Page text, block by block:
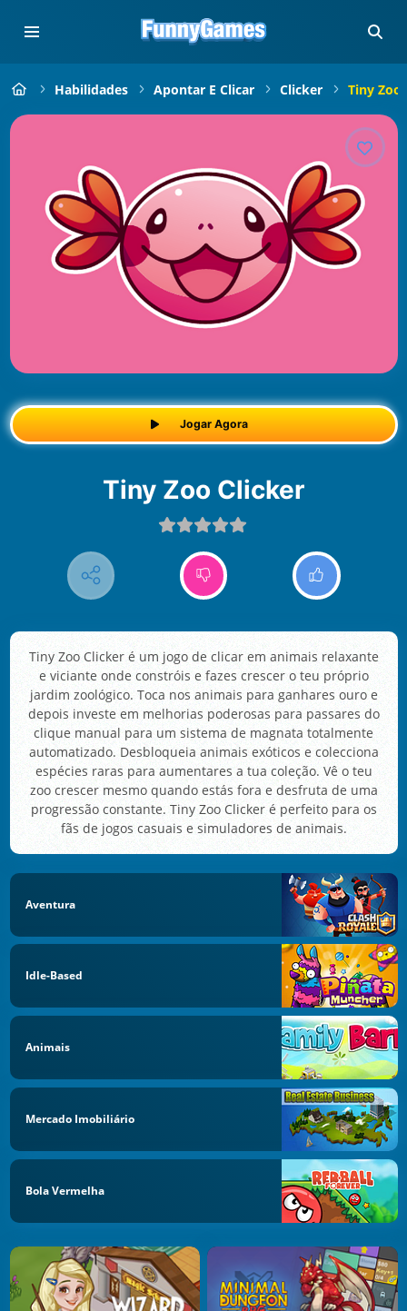
Habilidades Apontar E Clicar Clicker Tiny Zoo
Jogar Agora
Tiny Zoo Clicker
Tiny Zoo Clicker é um jogo de clicar em animais relaxante
e viciante onde constróis e fazes crescer o teu próprio
jardim zoológico. Toca nos animais para ganhares ouro e
depois investe em melhorias poderosas para passares do
clique manual para um sistema de magnata totalmente
automatizado. Desbloqueia animais exóticos e colecciona
espécies raras para aumentares a tua coleção. Vê o teu
zoo crescer mesmo quando estás fora e desfruta de uma
progressão constante. Tiny Zoo Clicker é perfeito para os
fãs de jogos casuais e simuladores de animais.
Aventura
Idle-Based
Animais
Mercado Imobiliário
Bola Vermelha